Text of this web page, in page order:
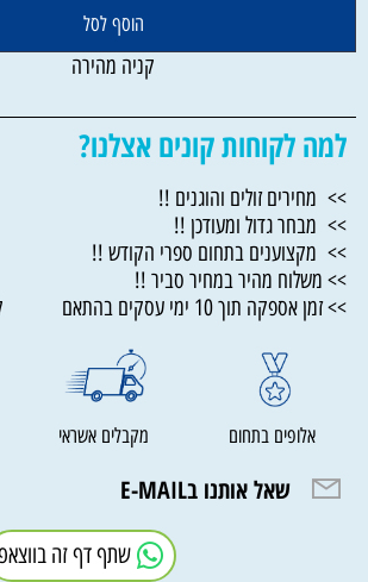
הוסף לסל
קניה מהירה
למה לקוחות קונים אצלנו?
>> מחירים זולים והוגנים !!
>> מבחר גדול ומעודכן !!
>> מקצוענים בתחום ספרי הקודש !!
>> משלוח מהיר במחיר סביר !!
>> זמן אספקה תוך 10 ימי עסקים בהתאם לתקנון החנות
אלופים בתחום מקבלים אשראי
שאל אותנו בE-MAIL
שתף דף זה בווצאפ